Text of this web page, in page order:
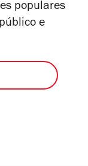
populares
e